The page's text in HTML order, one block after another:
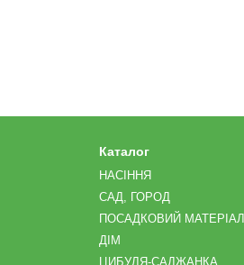
Каталог
НАСІННЯ
САД, ГОРОД
ПОСАДКОВИЙ МАТЕРІАЛ
ДІМ
ЦИБУЛЯ-САДЖАНКА